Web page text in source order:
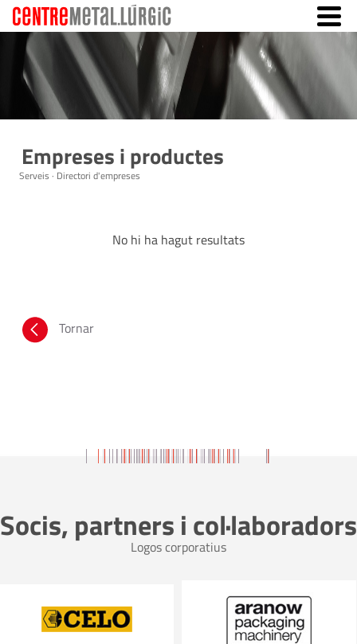
Empreses i productes
Serveis · Directori d'empreses
No hi ha hagut resultats
Tornar
Socis, partners i col·laboradors
Logos corporatius